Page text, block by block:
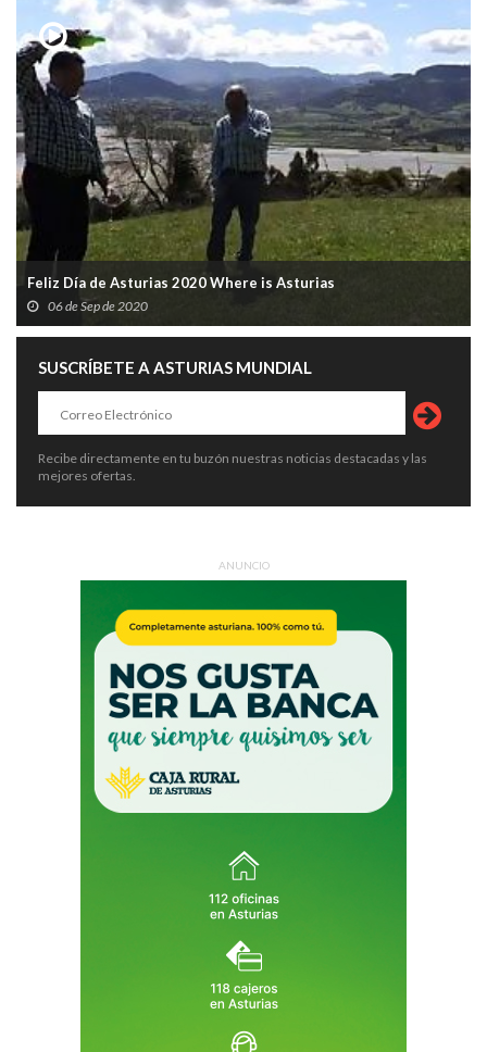
Feliz Día de Asturias 2020 Where is Asturias
06 de Sep de 2020
SUSCRÍBETE A ASTURIAS MUNDIAL
Recibe directamente en tu buzón nuestras noticias destacadas y las
mejores ofertas.
ANUNCIO